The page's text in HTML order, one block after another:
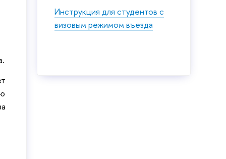
Инструкция для студентов с
визовым режимом въезда